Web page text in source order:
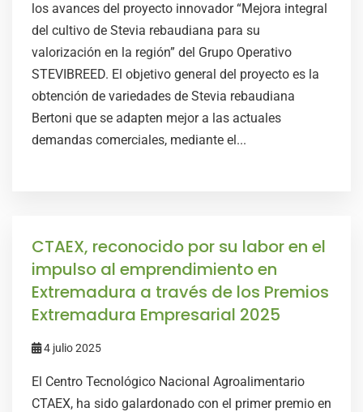
los avances del proyecto innovador “Mejora integral
del cultivo de Stevia rebaudiana para su
valorización en la región” del Grupo Operativo
STEVIBREED. El objetivo general del proyecto es la
obtención de variedades de Stevia rebaudiana
Bertoni que se adapten mejor a las actuales
demandas comerciales, mediante el...
CTAEX, reconocido por su labor en el
impulso al emprendimiento en
Extremadura a través de los Premios
Extremadura Empresarial 2025
4 julio 2025
El Centro Tecnológico Nacional Agroalimentario
CTAEX, ha sido galardonado con el primer premio en